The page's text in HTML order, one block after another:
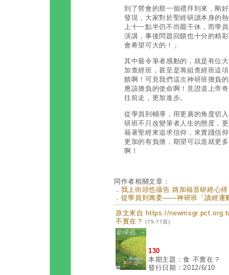
到了營會的那一個禮拜到來，剛
發現，大家對於聖經研讀本身的
上十一點半仍不尚罷干休，而學
演講，事後問題回饋也十分的精
會希望可大的！」
其中最令筆者感動的，就是有位
加查經班，甚至是籌組查經班這
饋啊！可見我們這次神研班擔負
應該擔負的使命啊！見證道上帝
往前走，更加進步。
從學員到輔導，用更廣的角度切
研班不只改變筆者人生的態度，
藉著聖經來追求信仰，來實踐信
更加的有負擔，期望可以造就更
啊！
同作者相關文章：
． 我上街頭也禱告 路加福音研經心
． 從學員到籌委——神研班「讀經運
原文來自 https://
不實在？
(75-77頁)
130
本期主題：食 不實在？
發行日期：2012/6/10